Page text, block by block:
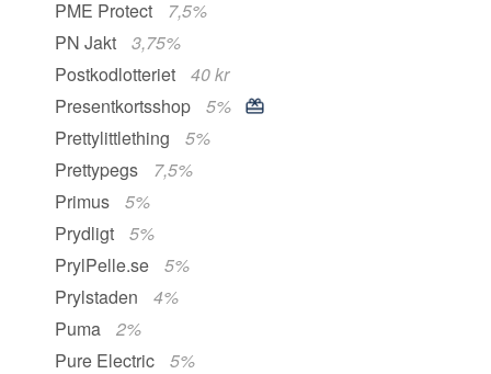
PME Protect
7,5%
PN Jakt
3,75%
Postkodlotteriet
40 kr
Presentkortsshop
5%
Prettylittlething
5%
Prettypegs
7,5%
Primus
5%
Prydligt
5%
PrylPelle.se
5%
Prylstaden
4%
Puma
2%
Pure Electric
5%